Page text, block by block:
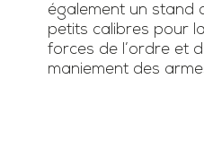
également un stand
petits calibres pour
forces de l’ordre et
maniement des